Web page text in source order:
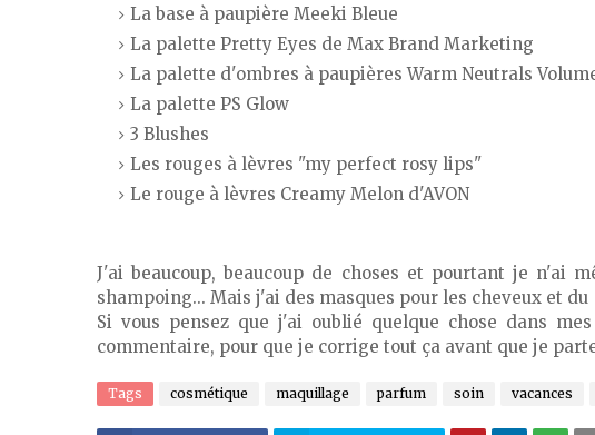
La base à paupière Meeki Bleue
La palette Pretty Eyes de Max Brand Marketing
La palette d'ombres à paupières Warm Neutrals
La palette PS Glow
3 Blushes
Les rouges à lèvres "my perfect rosy lips"
Le rouge à lèvres Creamy Melon d'AVON
J'ai beaucoup, beaucoup de choses et pourtant je n'ai
shampoing... Mais j'ai des masques pour les cheveux et
Si vous pensez que j'ai oublié quelque chose dans
commentaire, pour que je corrige tout ça avant que je
Tags cosmétique maquillage parfum soin vacances